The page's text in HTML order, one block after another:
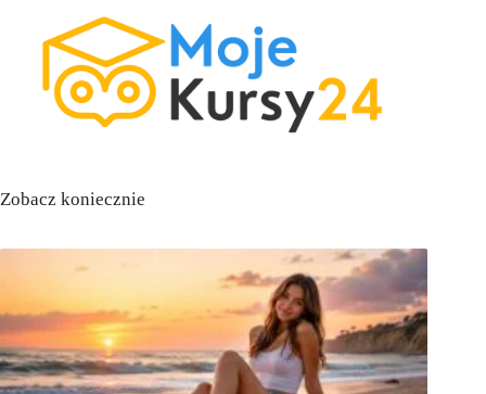
Zobacz koniecznie